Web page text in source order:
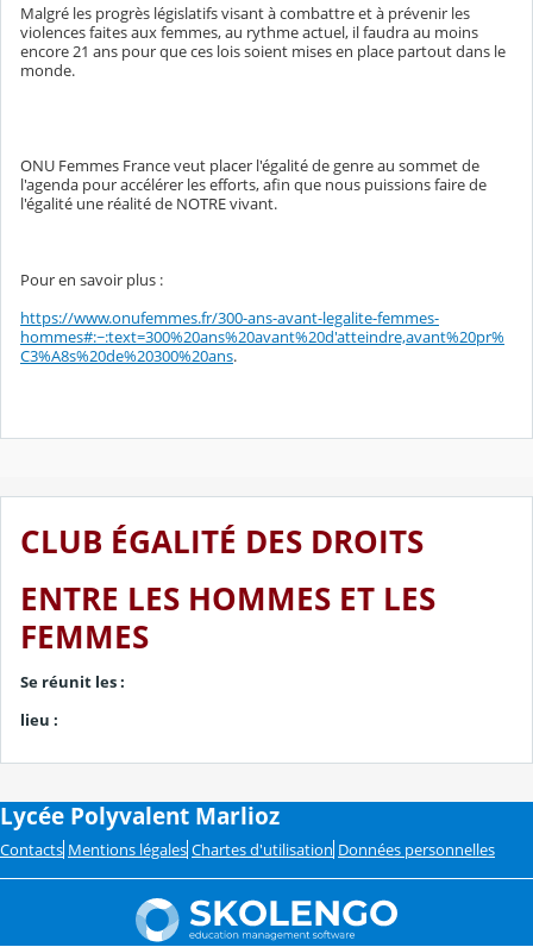
Malgré les progrès législatifs visant à combattre et à prévenir les
violences faites aux femmes, au rythme actuel, il faudra au moins
encore 21 ans pour que ces lois soient mises en place partout dans le
monde.
ONU Femmes France veut placer l'égalité de genre au sommet de
l'agenda pour accélérer les efforts, afin que nous puissions faire de
l'égalité une réalité de NOTRE vivant.
Pour en savoir plus :
https://www.onufemmes.fr/300-ans-avant-legalite-femmes-
hommes#:~:text=300%20ans%20avant%20d'atteindre,avant%20pr%
C3%A8s%20de%20300%20ans.
CLUB ÉGALITÉ DES DROITS
ENTRE LES HOMMES ET LES
FEMMES
Se réunit les :
lieu :
Lycée Polyvalent Marlioz
Contacts Mentions légales Chartes d'utilisation Données personnelles